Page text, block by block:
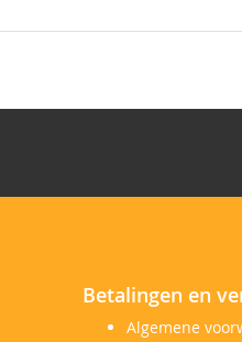
Betalingen en
Algemene